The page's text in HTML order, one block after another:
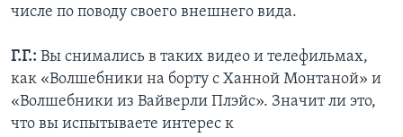
числе по поводу своего внешнего вида.
Г.Г.: Вы снимались в таких видео и телефильмах,
как «Волшебники на борту с Ханной Монтаной» и
«Волшебники из Вайверли Плэйс». Значит ли это,
что вы испытываете интерес к